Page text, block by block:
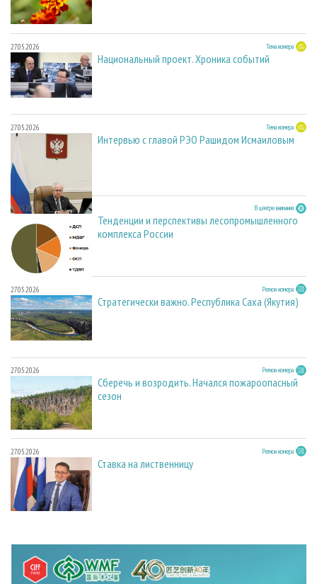
27.05.2026 Тема номера
Национальный проект. Хроника событий
27.05.2026 Тема номера
Интервью с главой РЭО Рашидом Исмаиловым
27.05.2026 В центре внимания
Тенденции и перспективы лесопромышленного
комплекса России
27.05.2026 Регион номера
Стратегически важно. Республика Саха (Якутия)
27.05.2026 Регион номера
Сберечь и возродить. Начался пожароопасный
сезон
27.05.2026 Регион номера
Ставка на лиственницу